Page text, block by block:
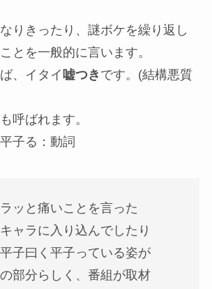
りきったり、謎ボケを繰り返し
とを一般的に言います。
、
イタイ嘘つき です。(結構悪質
呼ばれます。
子る：動詞
ッと痛いことを言った
ャラに入り込んでしたり
子曰く平子っている姿が
部分らしく、番組が取材